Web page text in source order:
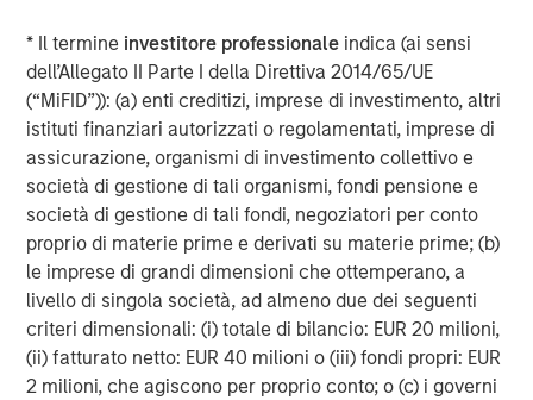
* Il termine investitore professionale indica (ai sensi
dell’Allegato II Parte I della Direttiva 2014/65/UE
(“MiFID”)): (a) enti creditizi, imprese di investimento, altri
istituti finanziari autorizzati o regolamentati, imprese di
assicurazione, organismi di investimento collettivo e
società di gestione di tali organismi, fondi pensione e
società di gestione di tali fondi, negoziatori per conto
proprio di materie prime e derivati su materie prime; (b)
le imprese di grandi dimensioni che ottemperano, a
livello di singola società, ad almeno due dei seguenti
criteri dimensionali: (i) totale di bilancio: EUR 20 milioni,
(ii) fatturato netto: EUR 40 milioni o (iii) fondi propri: EUR
2 milioni, che agiscono per proprio conto; o (c) i governi
About Morgan Stanley
Morgan Stanley (NYSE: MS) is a leading global financial
services firm providing a wide range of investment
banking, securities, wealth management and investment
management services. With offices in 42 countries, the
Firm’s employees serve clients worldwide including
corporations, governments, institutions and
individuals. For further information about Morgan Stanley,
please visitwww.morganstanley.com.
. AUM reflects assets managed by MSIP platform since
inception.